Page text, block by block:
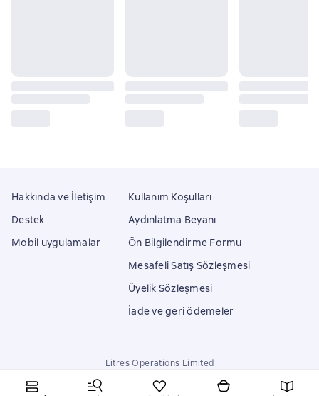
Hakkında ve İletişim
Destek
Mobil uygulamalar
Kullanım Koşulları
Aydınlatma Beyanı
Ön Bilgilendirme Formu
Mesafeli Satış Sözleşmesi
Üyelik Sözleşmesi
İade ve geri ödemeler
Litres Operations Limited